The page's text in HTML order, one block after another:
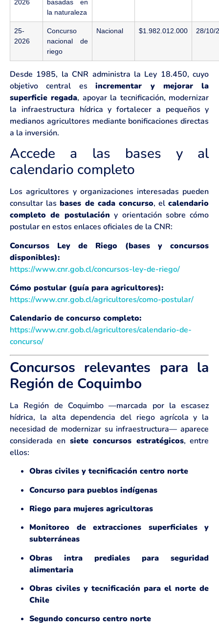
2026
basadas en
la naturaleza
25-
2026
Concurso
nacional de
riego
Nacional $1.982.012.000 28/10/
Desde 1985, la CNR administra la Ley 18.450, cuyo
objetivo central esincrementar y mejorar la
superficie regada, apoyar la tecnificación, modernizar
la infraestructura hídrica y fortalecer a pequeños y
medianos agricultores mediante bonificaciones directas
a la inversión.
Accede a las bases y al
calendario completo
Los agricultores y organizaciones interesadas pueden
consultar lasbases de cada concurso, elcalendario
completo de postulación y orientación sobre cómo
postular en estos enlaces oficiales de la CNR:
Concursos Ley de Riego (bases y concursos
disponibles):
https://www.cnr.gob.cl/concursos-ley-de-riego/
Cómo postular (guía para agricultores):
https://www.cnr.gob.cl/agricultores/como-postular/
Calendario de concurso completo:
https://www.cnr.gob.cl/agricultores/calendario-de-
concurso/
Concursos relevantes para la
Región de Coquimbo
La Región de Coquimbo —marcada por la escasez
hídrica, la alta dependencia del riego agrícola y la
necesidad de modernizar su infraestructura— aparece
considerada en siete concursos estratégicos, entre
ellos:
Obras civiles y tecnificación centro norte
Concurso para pueblos indígenas
Riego para mujeres agricultoras
Monitoreo de extracciones superficiales y
subterráneas
Obras intra prediales para seguridad
alimentaria
Obras civiles y tecnificación para el norte de
Chile
Segundo concurso centro norte